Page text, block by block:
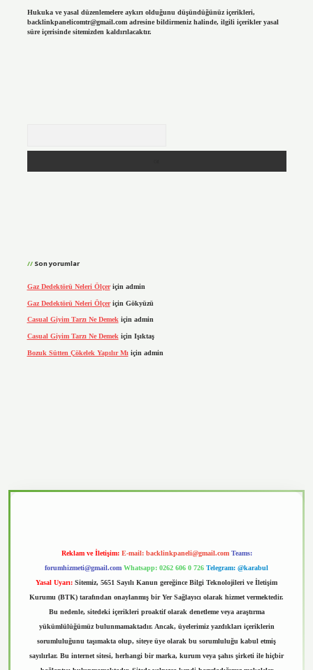
Hukuka ve yasal düzenlemelere aykırı olduğunu düşündüğünüz içerikleri,
backlinkpanelicomtr@gmail.comadresine bildirmeniz halinde, ilgili içerikler yasal
süre içerisinde sitemizden kaldırılacaktır.
Son yorumlar
Gaz Dedektörü Neleri Ölçeriçin admin
Gaz Dedektörü Neleri Ölçeriçin Gökyüzü
Casual Giyim Tarzı Ne Demekiçin admin
Casual Giyim Tarzı Ne Demek için Işıktaş
Bozuk Sütten Çökelek Yapılır Mı için admin
Reklam ve İletişim: E-mail: backlinkpaneli@gmail.com Teams:
forumhizmeti@gmail.com Whatsapp: 0262 606 0 726 Telegram: @karabul
Yasal Uyarı: Sitemiz, 5651 Sayılı Kanun gereğince Bilgi Teknolojileri ve İletişim
Kurumu (BTK) tarafından onaylanmış bir Yer Sağlayıcı olarak hizmet vermektedir.
Bu nedenle, sitedeki içerikleri proaktif olarak denetleme veya araştırma
yükümlülüğümüz bulunmamaktadır. Ancak, üyelerimiz yazdıkları içeriklerin
sorumluluğunu taşımakta olup, siteye üye olarak bu sorumluluğu kabul etmiş
sayılırlar. Bu internet sitesi, herhangi bir marka, kurum veya şahıs şirketi ile hiçbir